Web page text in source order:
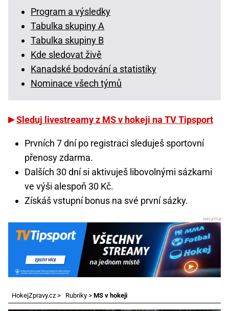
Program a výsledky
Tabulka skupiny A
Tabulka skupiny B
Kde sledovat živě
Kanadské bodování a statistiky
Nominace všech týmů
Sleduj livestreamy z MS v hokeji na TV Tipsport
Prvních 7 dní po registraci sleduješ sportovní
přenosy zdarma.
Dalších 30 dní si aktivuješ libovolnými sázkami
ve výši alespoň 30 Kč.
Získáš vstupní bonus na své první sázky.
HokejZpravy.cz > Rubriky > MS v hokeji